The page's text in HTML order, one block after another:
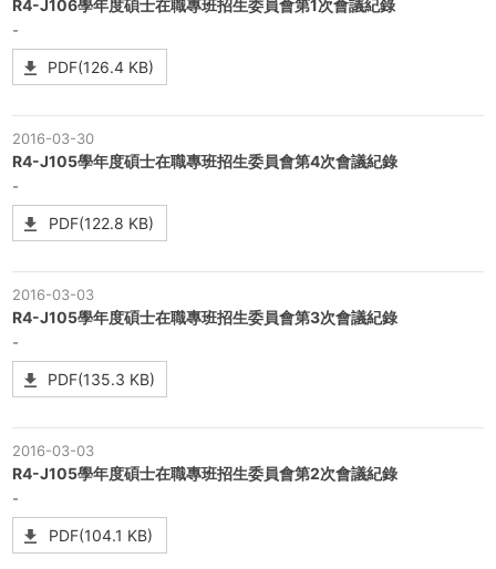
R4-J106學年度碩士在職專班招生委員會第1次會議紀錄
-
PDF(126.4 KB)
2016-03-30
R4-J105學年度碩士在職專班招生委員會第4次會議紀錄
-
PDF(122.8 KB)
2016-03-03
R4-J105學年度碩士在職專班招生委員會第3次會議紀錄
-
PDF(135.3 KB)
2016-03-03
R4-J105學年度碩士在職專班招生委員會第2次會議紀錄
-
PDF(104.1 KB)